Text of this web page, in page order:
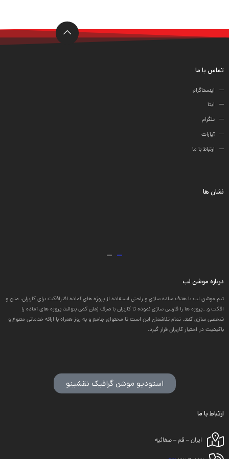
ها
تماس با ما
اینستاگرام
ایتا
تلگرام
آپارات
ارتباط با ما
نشان ها
درباره موشن لب
تیم موشن لب با هدف ساده سازی و راحتی استفاده از پروژه های آماده افترافکت برای کاربران، متن و
افکت و...پروژه ها را فارسی سازی نموده تا کاربران با صرف زمان کمی بتوانند پروژه های آماده را
شخصی سازی کنند. تمام تلاشمان این است تا محتوای جامع و به روز همراه با ارائه خدماتی متنوع و
باکیفیت در اختیار کاربران قرار گیرد.
استودیو موشن گرافیک نقشینو
ارتباط با ما
ایران – قم – صفائیه